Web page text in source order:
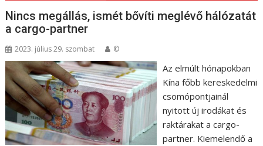
Nincs megállás, ismét bővíti meglévő hálózatát
a cargo-partner
2023. július 29. szombat ©
Az elmúlt hónapokban
Kína főbb kereskedelmi
csomópontjainál
nyitott új irodákat és
raktárakat a cargo-
partner. Kiemelendő a